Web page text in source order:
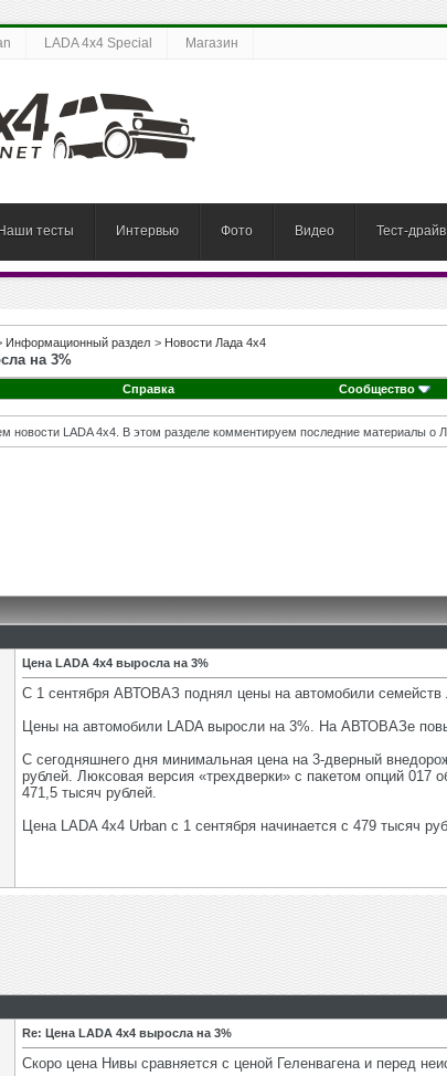
LADA 4x4 Special Магазин
Наши тесты Интервью Фото Видео Тест-драйв
Информационный раздел > Новости Лада 4х4
на 3%
Справка Сообщество
новости LADA 4x4. В этом разделе комментируем последние материалы о
Цена LADA 4x4 выросла на 3%
С 1 сентября АВТОВАЗ поднял цены на автомобили
Цены на автомобили LADA выросли на 3%. На АВТОВАЗе
С сегодняшнего дня минимальная цена на 3-дверный
рублей. Люксовая версия «трехдверки» с пакетом опций 017
471,5 тысяч рублей.
Цена LADA 4x4 Urban с 1 сентября начинается с 479 тысяч
Re: Цена LADA 4x4 выросла на 3%
Скоро цена Нивы сравняется с ценой Геленвагена и перед